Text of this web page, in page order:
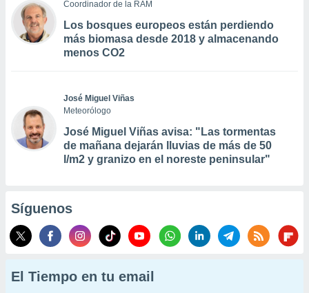
Coordinador de la RAM
Los bosques europeos están perdiendo
más biomasa desde 2018 y almacenando
menos CO2
José Miguel Viñas
Meteorólogo
José Miguel Viñas avisa: "Las tormentas
de mañana dejarán lluvias de más de 50
l/m2 y granizo en el noreste peninsular"
Síguenos
El Tiempo en tu email